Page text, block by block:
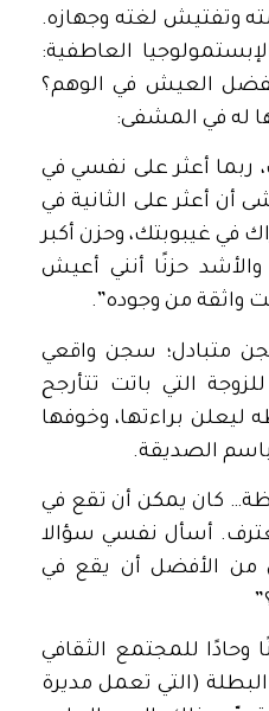
وتفتيش لغته وجهازه.
العاطفية:
العيش في الوهم؟
له في المشفى:
ربما أعثر على نفسي في
أن أعثر على الثانية في
في غيبوبتك، وحزن أكبر
حزنًا أنني أعيش
واثقة من وجوده”.
متبادل؛ سجن واقعي
التي باتت تتأرجح
ليعلن براءتها، وخوفها
الصديقة.
كان يمكن أن تقع في
أسأل نفسي سؤالا
من الأفضل أن يقع في
وحادًا للمجتمع الثقافي
(التي تعمل مديرة